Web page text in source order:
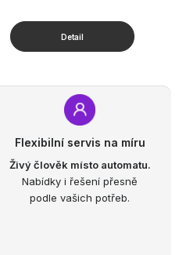
Flexibilní servis na míru
Živý člověk místo automatu.
Nabídky i řešení přesně
podle vašich potřeb.